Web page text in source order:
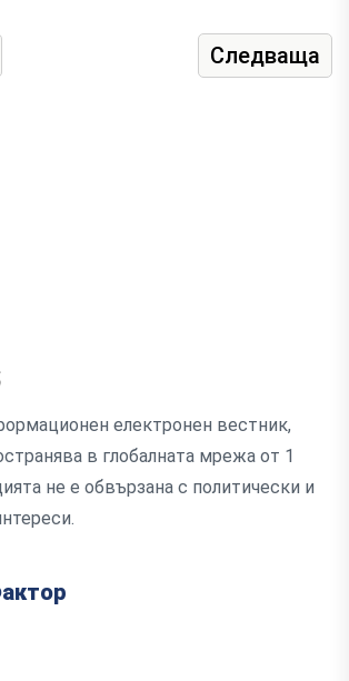
Следваща
електронен вестник,
в глобалната мрежа от 1
не е обвързана с политически и